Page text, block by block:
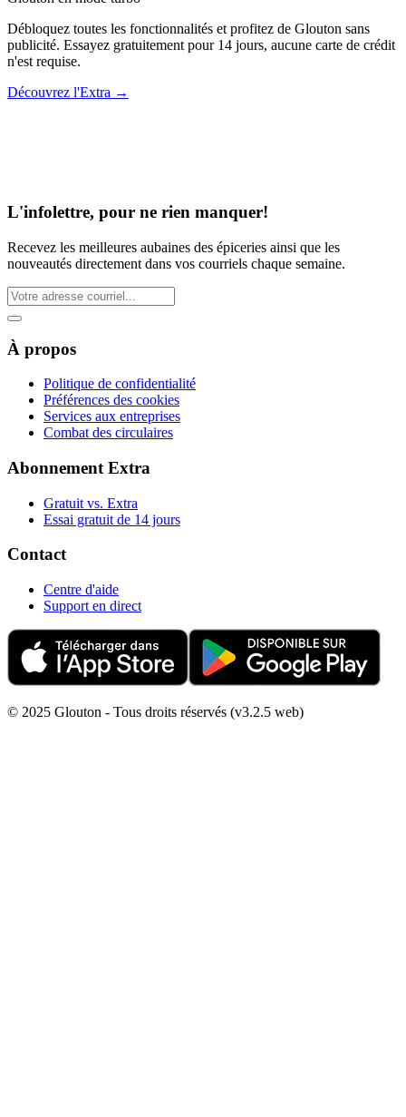
Débloquez toutes les fonctionnalités et profitez de Glouton sans
publicité. Essayez gratuitement pour 14 jours, aucune carte de crédit
n'est requise.
Découvrez l'Extra →
L'infolettre, pour ne rien manquer!
Recevez les meilleures aubaines des épiceries ainsi que les
nouveautés directement dans vos courriels chaque semaine.
À propos
Politique de confidentialité
Préférences des cookies
Services aux entreprises
Combat des circulaires
Abonnement Extra
Gratuit vs. Extra
Essai gratuit de 14 jours
Contact
Centre d'aide
Support en direct
© 2025 Glouton - Tous droits réservés (v3.2.5 web)